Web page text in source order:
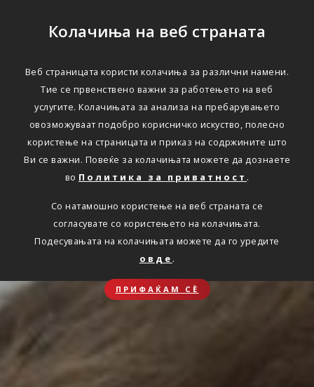
Колачиња на веб страната
Веб страницата користи колачиња за различни намени.
Тие се првенствено важни за работењето на веб
услугите. Колачињата за анализа на пребарувањето
овозможуваат подобро корисничко искуство, полесно
користење на страницата и приказ на содржините што
Ви се важни. Повеќе за колачињата можете да дознаете
во Политика за приватност .
Со натамошно користење на веб страната се
согласувате со користењето на колачињата.
Подесувањата на колачињата можете да го уредите
овде .
ПРИФАЌАМ СЀ